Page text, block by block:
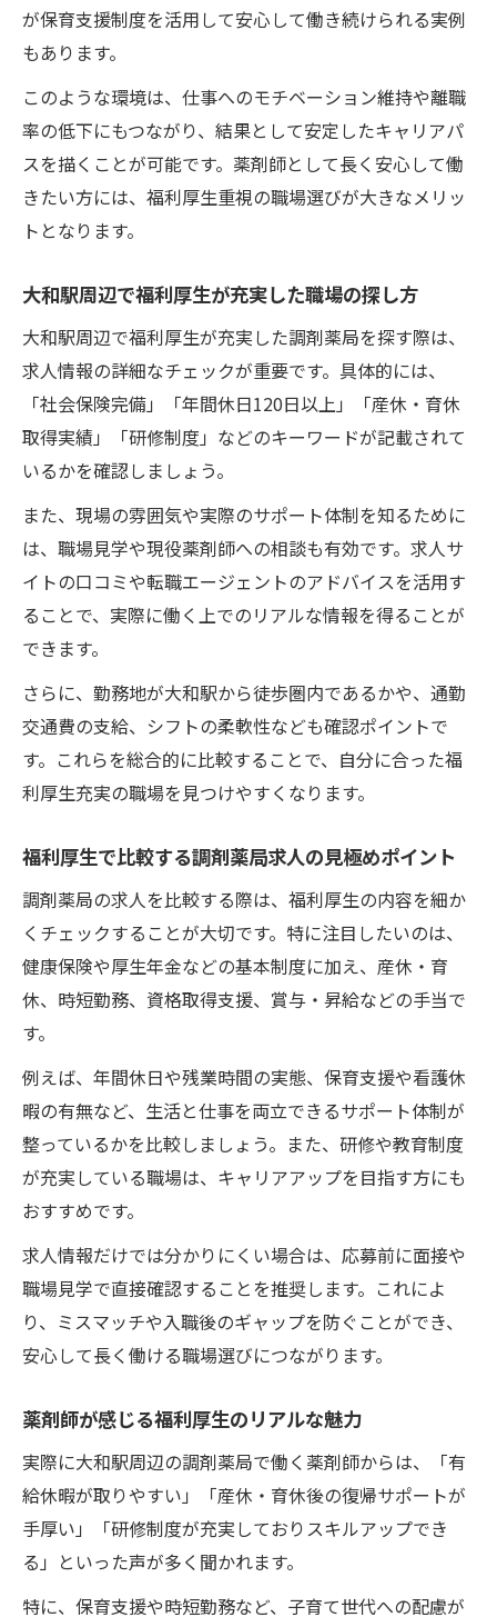
ワークライフバランスを叶える福利厚生の
条件
調剤薬局で実現する福利厚生と私生活の両
立
福利厚生が働き方の多様性を広げる理由
薬剤師の生活を支える福利厚生の重要性
福利厚生を活かしたキャリア形成の秘訣を紹介
キャリア形成に役立つ福利厚生の活用方法
調剤薬局で福利厚生を活かすステップ
福利厚生が長期的なキャリア設計に貢献
薬剤師の資格取得を支える福利厚生の特徴
働きやすさを支える福利厚生のリアルな実例
実際の薬剤師が体感した福利厚生の効果
福利厚生が支える快適な職場環境の秘訣
福利厚生の工夫で長く働ける理由を紹介
福利厚生で選ぶ大和駅エリアの職場環境を解説
福利厚生で差がつく大和駅エリアの特徴
職場環境を比較する際の福利厚生の視点
福利厚生重視の薬剤師が選ぶ職場環境とは
が保育支援制度を活用して安心して働き続けられる実例
もあります。
このような環境は、仕事へのモチベーション維持や離職
率の低下にもつながり、結果として安定したキャリアパ
スを描くことが可能です。薬剤師として長く安心して働
きたい方には、福利厚生重視の職場選びが大きなメリッ
トとなります。
大和駅周辺で福利厚生が充実した職場の探し方
大和駅周辺で福利厚生が充実した調剤薬局を探す際は、
求人情報の詳細なチェックが重要です。具体的には、
「社会保険完備」「年間休日120日以上」「産休・育休
取得実績」「研修制度」などのキーワードが記載されて
いるかを確認しましょう。
また、現場の雰囲気や実際のサポート体制を知るために
は、職場見学や現役薬剤師への相談も有効です。求人サ
イトの口コミや転職エージェントのアドバイスを活用す
ることで、実際に働く上でのリアルな情報を得ることが
できます。
さらに、勤務地が大和駅から徒歩圏内であるかや、通勤
交通費の支給、シフトの柔軟性なども確認ポイントで
す。これらを総合的に比較することで、自分に合った福
利厚生充実の職場を見つけやすくなります。
福利厚生で比較する調剤薬局求人の見極めポイント
調剤薬局の求人を比較する際は、福利厚生の内容を細か
くチェックすることが大切です。特に注目したいのは、
健康保険や厚生年金などの基本制度に加え、産休・育
休、時短勤務、資格取得支援、賞与・昇給などの手当で
す。
例えば、年間休日や残業時間の実態、保育支援や看護休
暇の有無など、生活と仕事を両立できるサポート体制が
整っているかを比較しましょう。また、研修や教育制度
が充実している職場は、キャリアアップを目指す方にも
おすすめです。
求人情報だけでは分かりにくい場合は、応募前に面接や
職場見学で直接確認することを推奨します。これによ
り、ミスマッチや入職後のギャップを防ぐことができ、
安心して長く働ける職場選びにつながります。
薬剤師が感じる福利厚生のリアルな魅力
実際に大和駅周辺の調剤薬局で働く薬剤師からは、「有
給休暇が取りやすい」「産休・育休後の復帰サポートが
手厚い」「研修制度が充実しておりスキルアップでき
る」といった声が多く聞かれます。
特に、保育支援や時短勤務など、子育て世代への配慮が